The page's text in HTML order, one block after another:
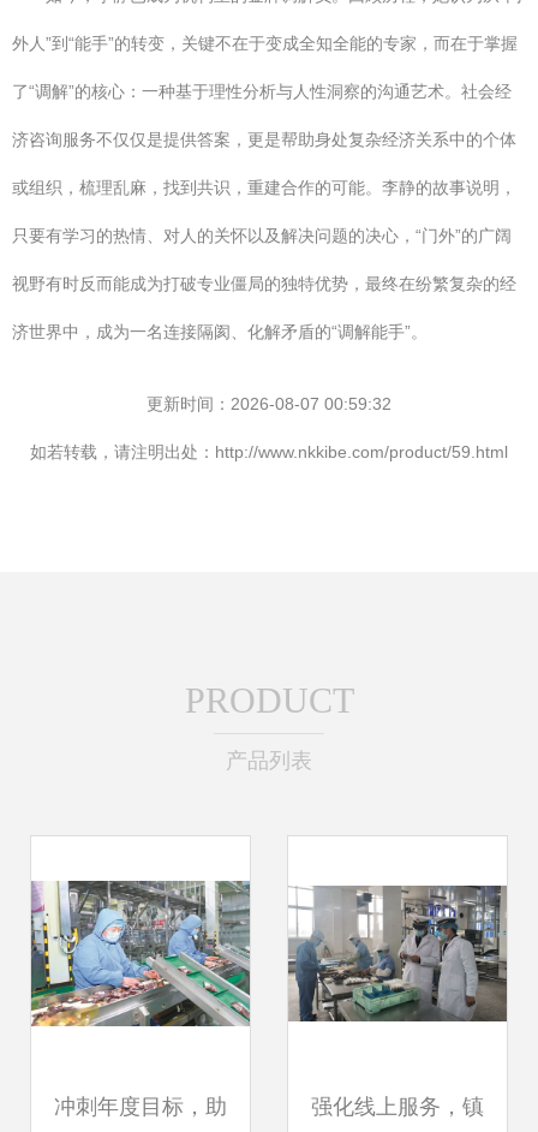
外人”到“能手”的转变，关键不在于变成全知全能的专家，而在于掌握
了“调解”的核心：一种基于理性分析与人性洞察的沟通艺术。社会经
济咨询服务不仅仅是提供答案，更是帮助身处复杂经济关系中的个体
或组织，梳理乱麻，找到共识，重建合作的可能。李静的故事说明，
只要有学习的热情、对人的关怀以及解决问题的决心，“门外”的广阔
视野有时反而能成为打破专业僵局的独特优势，最终在纷繁复杂的经
济世界中，成为一名连接隔阂、化解矛盾的“调解能手”。
更新时间：2026-08-07 00:59:32
如若转载，请注明出处：http://www.nkkibe.com/product/59.html
PRODUCT
产品列表
冲刺年度目标，助 强化线上服务，镇